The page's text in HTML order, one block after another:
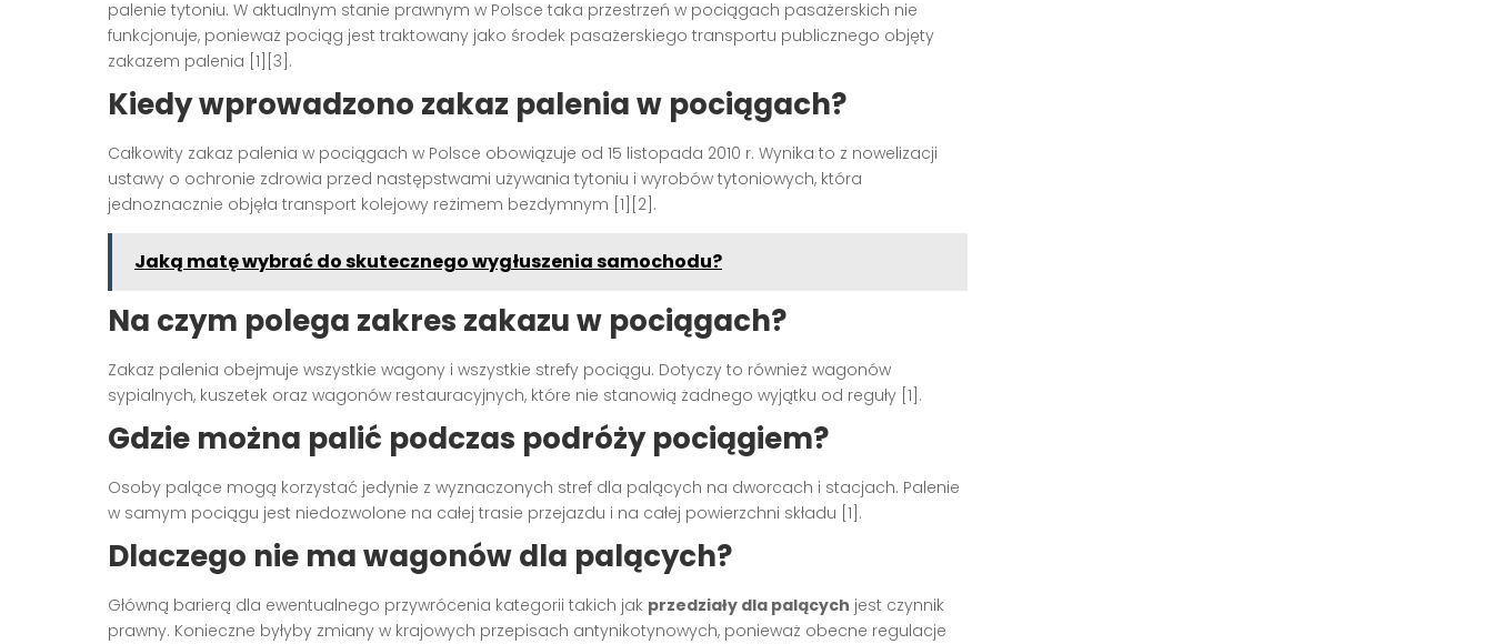
palenie tytoniu. W aktualnym stanie prawnym w Polsce taka przestrzeń w pociągach pasażerskich nie
funkcjonuje, ponieważ pociąg jest traktowany jako środek pasażerskiego transportu publicznego objęty
zakazem palenia [1][3].
Kiedy wprowadzono zakaz palenia w pociągach?
Całkowity zakaz palenia w pociągach w Polsce obowiązuje od 15 listopada 2010 r. Wynika to z nowelizacji
ustawy o ochronie zdrowia przed następstwami używania tytoniu i wyrobów tytoniowych, która
jednoznacznie objęła transport kolejowy reżimem bezdymnym [1][2].
Jaką matę wybrać do skutecznego wygłuszenia samochodu?
Na czym polega zakres zakazu w pociągach?
Zakaz palenia obejmuje wszystkie wagony i wszystkie strefy pociągu. Dotyczy to również wagonów
sypialnych, kuszetek oraz wagonów restauracyjnych, które nie stanowią żadnego wyjątku od reguły [1].
Gdzie można palić podczas podróży pociągiem?
Osoby palące mogą korzystać jedynie z wyznaczonych stref dla palących na dworcach i stacjach. Palenie
w samym pociągu jest niedozwolone na całej trasie przejazdu i na całej powierzchni składu [1].
Dlaczego nie ma wagonów dla palących?
Główną barierą dla ewentualnego przywrócenia kategorii takich jak przedziały dla palących jest czynnik
prawny. Konieczne byłyby zmiany w krajowych przepisach antynikotynowych, ponieważ obecne regulacje